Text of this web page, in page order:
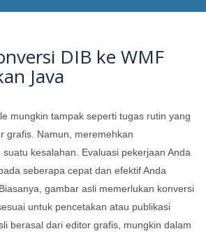
DIB ke WMF
Java
mungkin tampak seperti tugas rutin yang
grafis. Namun, meremehkan
kesalahan. Evaluasi pekerjaan Anda
seberapa cepat dan efektif Anda
gambar asli memerlukan konversi
untuk pencetakan atau publikasi
berasal dari editor grafis, mungkin dalam